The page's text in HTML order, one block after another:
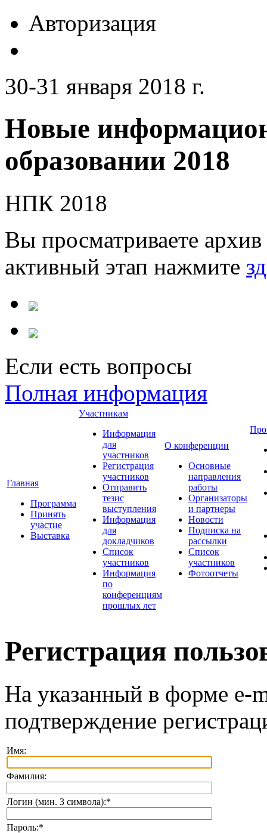
Авторизация
30-31 января 2018 г.
Новые
образовании 2018
НПК 2018
Вы просматриваете
активный этап нажмите
Если есть вопросы
Полная информация
Главная
Программа
Принять
участие
Выставка
Участникам
Информация
для
участников
Регистрация
участников
Отправить
тезис
выступления
Информация
для
докладчиков
Список
участников
Информация
по
конференциям
прошлых лет
О конференции
Основные
направления
работы
Организаторы
и партнеры
Новости
Подписка на
рассылки
Список
участников
Фотоотчеты
Регистрация
На указанный в форме e-
подтверждение
Имя:
Фамилия:
Логин (мин. 3 символа):*
Пароль:*